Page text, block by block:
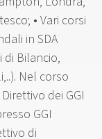
• Vari corsi
in SDA
di Bilancio,
Nel corso
dei GGI
GGI
di